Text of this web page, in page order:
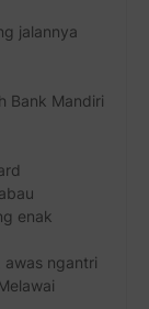
jalannya
Bank Mandiri
enak
awas ngantri